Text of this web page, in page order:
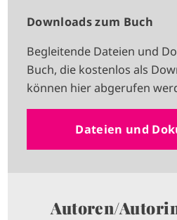
Downloads zum Buch
Begleitende Dateien und
Buch, die kostenlos als
können hier abgerufen
Dateien und
Autoren/